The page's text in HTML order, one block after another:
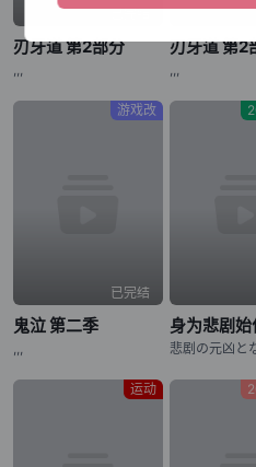
已完结
刃牙道 第2部分
,,,
刃牙道 第2
,,,
游戏改
已完结
鬼泣 第二季
运动